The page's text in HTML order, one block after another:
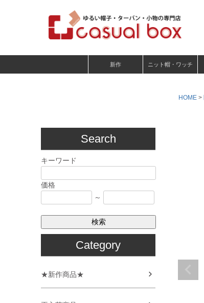
新作 ニット帽・ワッチ
Search
キーワード
価格
～
検索
Category
★新作商品★
HOME